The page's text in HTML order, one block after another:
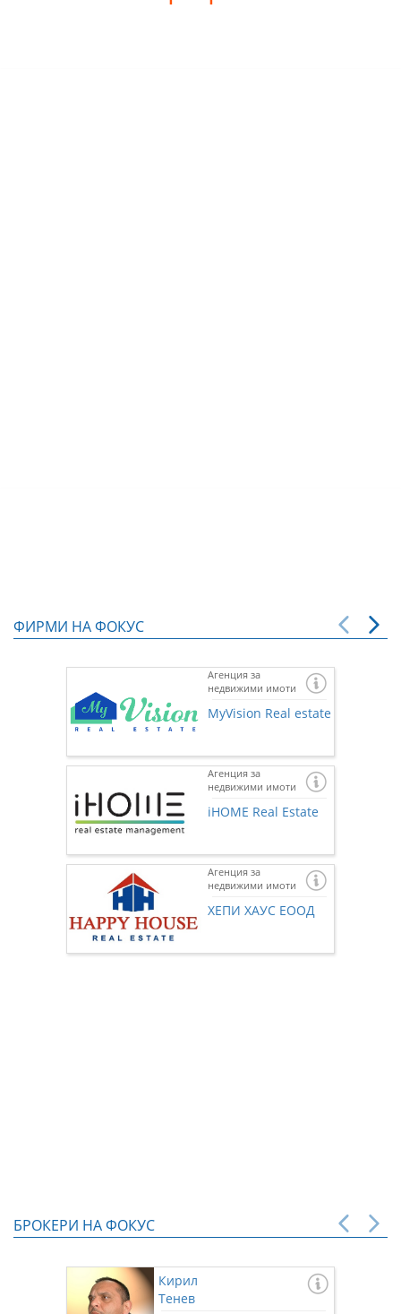
ФИРМИ НА ФОКУС
Агенция за
недвижими имоти
MyVision Real estate
Агенция за
недвижими имоти
iHOME Real Estate
Агенция за
недвижими имоти
ХЕПИ ХАУС ЕООД
БРОКЕРИ НА ФОКУС
Кирил
Тенев